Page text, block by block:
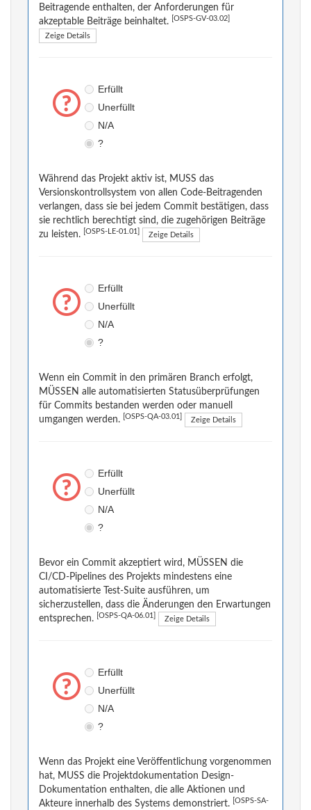
Beitragende enthalten, der Anforderungen für
akzeptable Beiträge beinhaltet.
[OSPS-GV-03.02]
Zeige Details
Erfüllt
Unerfüllt
N/A
?
Während das Projekt aktiv ist, MUSS das
Versionskontrollsystem von allen Code-Beitragenden
verlangen, dass sie bei jedem Commit bestätigen, dass
sie rechtlich berechtigt sind, die zugehörigen Beiträge
zu leisten.
[OSPS-LE-01.01] Zeige Details
Erfüllt
Unerfüllt
N/A
?
Wenn ein Commit in den primären Branch erfolgt,
MÜSSEN alle automatisierten Statusüberprüfungen
für Commits bestanden werden oder manuell
umgangen werden.
[OSPS-QA-03.01] Zeige Details
Erfüllt
Unerfüllt
N/A
?
Bevor ein Commit akzeptiert wird, MÜSSEN die
CI/CD-Pipelines des Projekts mindestens eine
automatisierte Test-Suite ausführen, um
sicherzustellen, dass die Änderungen den Erwartungen
entsprechen.
[OSPS-QA-06.01] Zeige Details
Erfüllt
Unerfüllt
N/A
?
Wenn das Projekt eine Veröffentlichung vorgenommen
hat, MUSS die Projektdokumentation Design-
Dokumentation enthalten, die alle Aktionen und
Akteure innerhalb des Systems demonstriert.
[OSPS-SA-